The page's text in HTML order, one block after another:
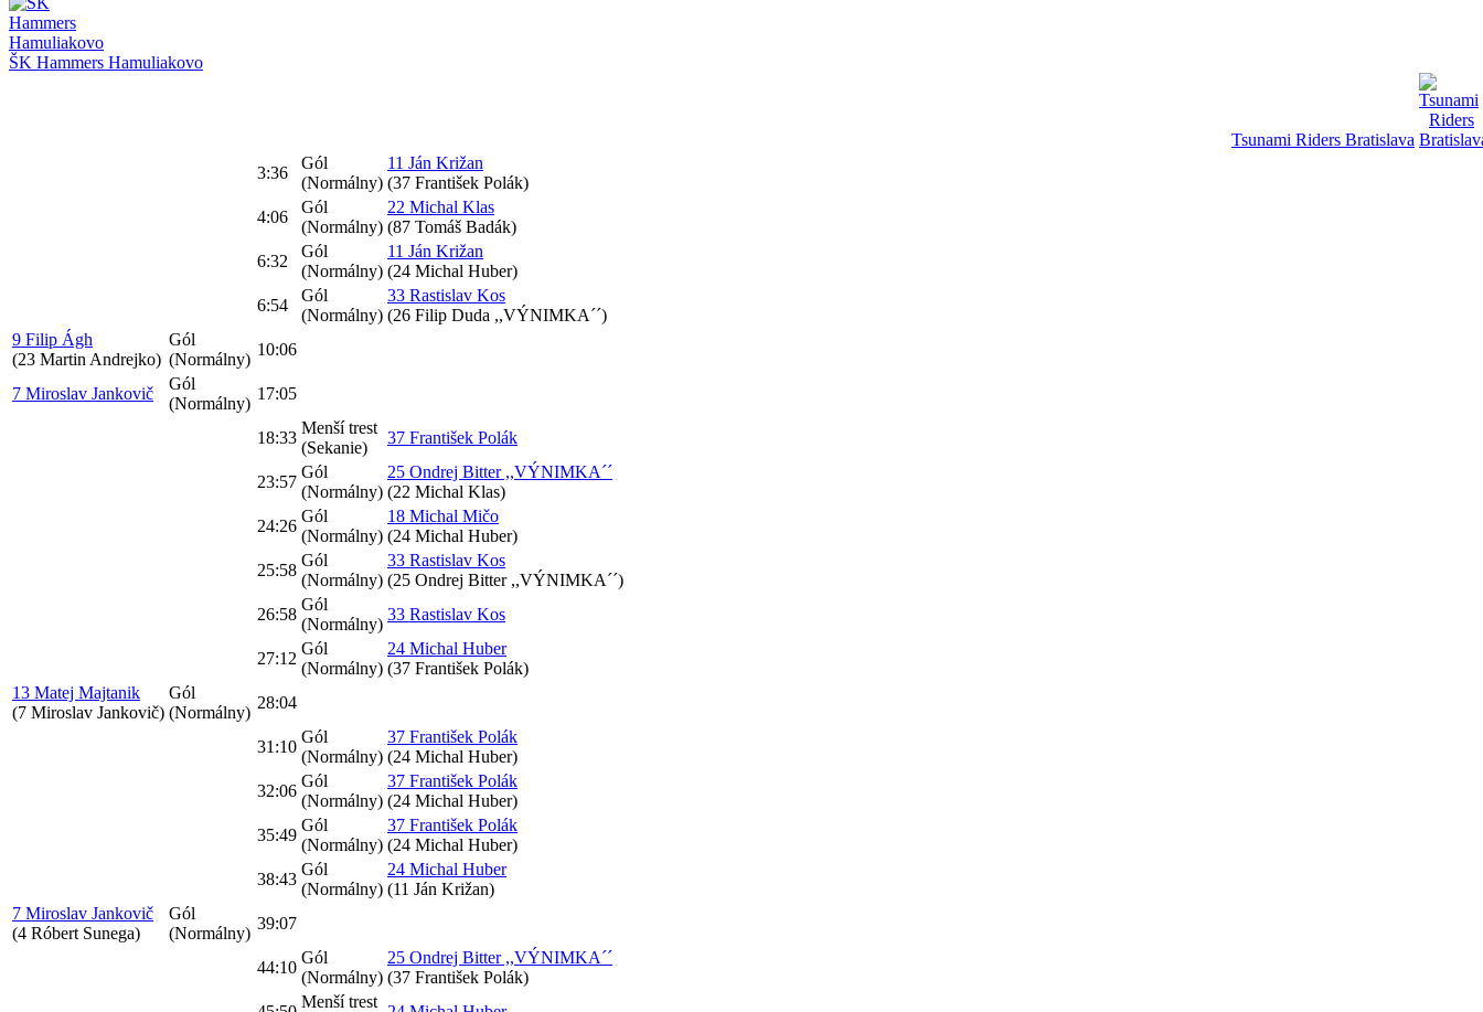
ŠK Hammers Hamuliakovo
Tsunami Riders Bratislava
3:36
Gól
(Normálny)
11 Ján Križan
(37 František Polák)
4:06
Gól
(Normálny)
22 Michal Klas
(87 Tomáš Badák)
6:32
Gól
(Normálny)
11 Ján Križan
(24 Michal Huber)
6:54
Gól
(Normálny)
33 Rastislav Kos
(26 Filip Duda ,,VÝNIMKA´´)
9 Filip Ágh
(23 Martin Andrejko)
Gól
(Normálny)
10:06
7 Miroslav Jankovič
Gól
(Normálny)
17:05
18:33
Menší trest
(Sekanie)
37 František Polák
23:57
Gól
(Normálny)
25 Ondrej Bitter ,,VÝNIMKA´´
(22 Michal Klas)
24:26
Gól
(Normálny)
18 Michal Mičo
(24 Michal Huber)
25:58
Gól
(Normálny)
33 Rastislav Kos
(25 Ondrej Bitter ,,VÝNIMKA´´)
26:58
Gól
(Normálny)
33 Rastislav Kos
27:12
Gól
(Normálny)
24 Michal Huber
(37 František Polák)
13 Matej Majtanik
(7 Miroslav Jankovič)
Gól
(Normálny)
28:04
31:10
Gól
(Normálny)
37 František Polák
(24 Michal Huber)
32:06
Gól
(Normálny)
37 František Polák
(24 Michal Huber)
35:49
Gól
(Normálny)
37 František Polák
(24 Michal Huber)
38:43
Gól
(Normálny)
24 Michal Huber
(11 Ján Križan)
7 Miroslav Jankovič
(4 Róbert Sunega)
Gól
(Normálny)
39:07
44:10
Gól
(Normálny)
25 Ondrej Bitter ,,VÝNIMKA´´
(37 František Polák)
Menší trest